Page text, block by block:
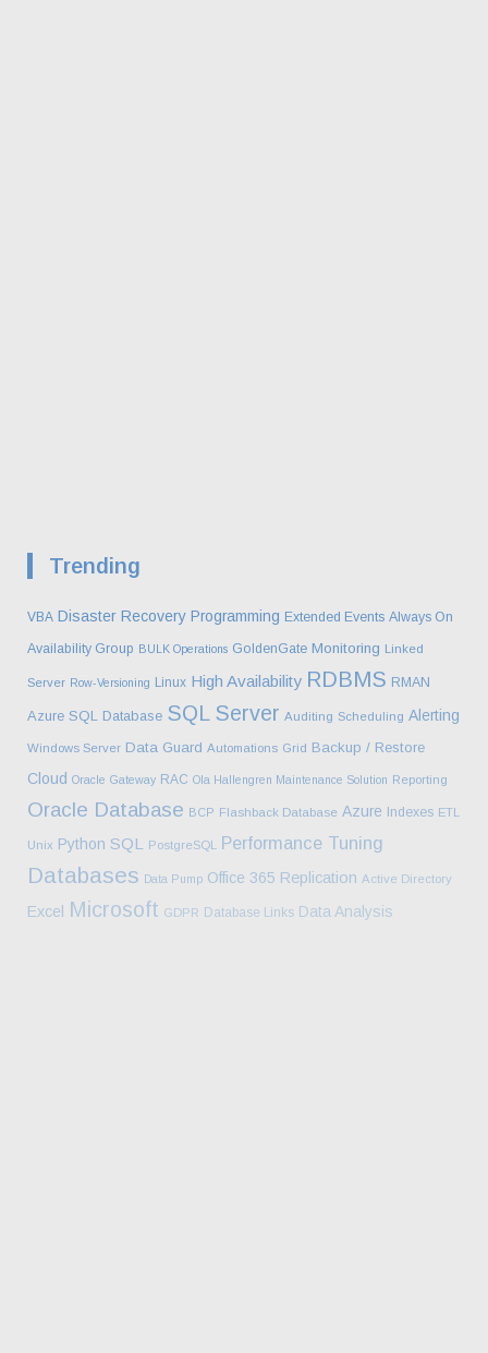
Trending
VBA Disaster Recovery Programming Extended Events Always On
Availability Group BULK Operations GoldenGate Monitoring Linked
Server Row-Versioning Linux High Availability RDBMS RMAN
Azure SQL Database SQL Server Auditing Scheduling Alerting
Windows Server Data Guard Automations Grid Backup / Restore
Cloud Oracle Gateway RAC Ola Hallengren Maintenance Solution Reporting
Oracle Database BCP Flashback Database Azure Indexes ETL
Unix Python SQL PostgreSQL Performance Tuning
Databases Data Pump Office 365 Replication Active Directory
Excel Microsoft GDPR Database Links Data Analysis